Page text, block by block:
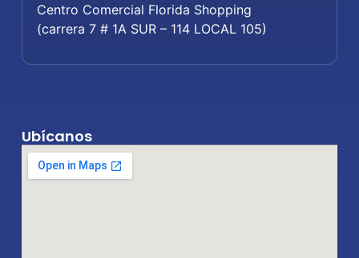
Centro Comercial Florida Shopping
(carrera 7 # 1A SUR – 114 LOCAL 105)
Ubícanos